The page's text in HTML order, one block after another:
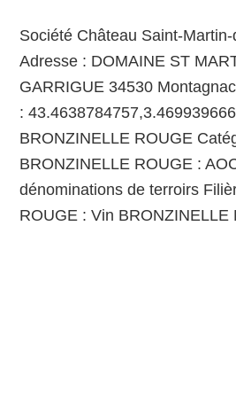
Société Château Saint-
Adresse : DOMAINE ST
GARRIGUE 34530
:
BRONZINELLE ROUGE
BRONZINELLE ROUGE :
dénominations de terroirs
ROUGE : Vin BRONZINELLE